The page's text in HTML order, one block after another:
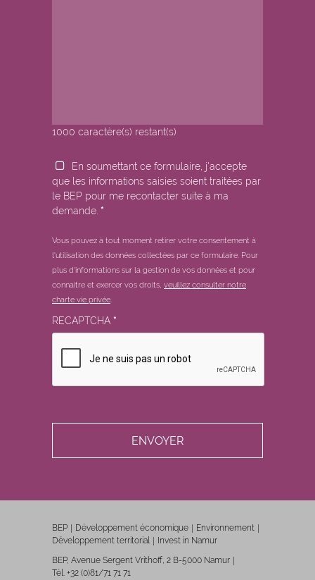
1000 caractère(s) restant(s)
En soumettant ce formulaire, j'accepte
que les informations saisies soient traitées par
le BEP pour me recontacter suite à ma
demande. *
Vous pouvez à tout moment retirer votre consentement à
l'utilisation des données collectées par ce formulaire. Pour
plus d'informations sur la gestion de vos données et pour
connaitre et exercer vos droits, veuillez consulter notre
charte vie privée
RECAPTCHA *
BEP Développement économique
Environnement
Développement territorial
Invest in Namur
BEP, Avenue Sergent Vrithoff, 2 B-5000 Namur
Tél. +32 (0)81/71 71 71